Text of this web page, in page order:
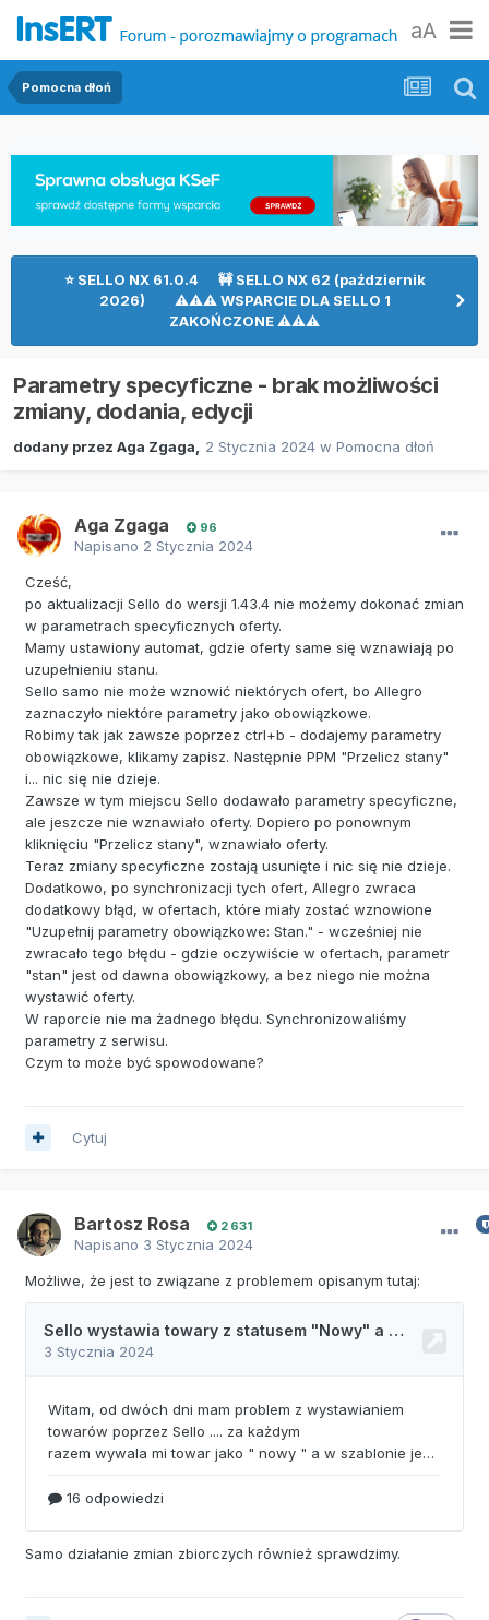
aA
Pomocna dłoń
⭐ SELLO NX 61.0.4 🚧 SELLO NX 62 (październik
2026) ⚠⚠⚠ WSPARCIE DLA SELLO 1
ZAKOŃCZONE ⚠⚠⚠
Parametry specyficzne - brak możliwości
zmiany, dodania, edycji
dodany przez Aga Zgaga 2 Stycznia 2024 w Pomocna dłoń
Aga Zgaga 96
Napisano 2 Stycznia 2024
Cześć,
po aktualizacji Sello do wersji 1.43.4 nie możemy dokonać zmian
w parametrach specyficznych oferty.
Mamy ustawiony automat, gdzie oferty same się wznawiają po
uzupełnieniu stanu.
Sello samo nie może wznowić niektórych ofert, bo Allegro
zaznaczyło niektóre parametry jako obowiązkowe.
Robimy tak jak zawsze poprzez ctrl+b - dodajemy parametry
obowiązkowe, klikamy zapisz. Następnie PPM "Przelicz stany"
i... nic się nie dzieje.
Zawsze w tym miejscu Sello dodawało parametry specyficzne,
ale jeszcze nie wznawiało oferty. Dopiero po ponownym
kliknięciu "Przelicz stany", wznawiało oferty.
Teraz zmiany specyficzne zostają usunięte i nic się nie dzieje.
Dodatkowo, po synchronizacji tych ofert, Allegro zwraca
dodatkowy błąd, w ofertach, które miały zostać wznowione
"Uzupełnij parametry obowiązkowe: Stan." - wcześniej nie
zwracało tego błędu - gdzie oczywiście w ofertach, parametr
"stan" jest od dawna obowiązkowy, a bez niego nie można
wystawić oferty.
W raporcie nie ma żadnego błędu. Synchronizowaliśmy
parametry z serwisu.
Czym to może być spowodowane?
Cytuj
Bartosz Rosa 2 631
Napisano 3 Stycznia 2024
Możliwe, że jest to związane z problemem opisanym tutaj:
Samo działanie zmian zbiorczych również sprawdzimy.